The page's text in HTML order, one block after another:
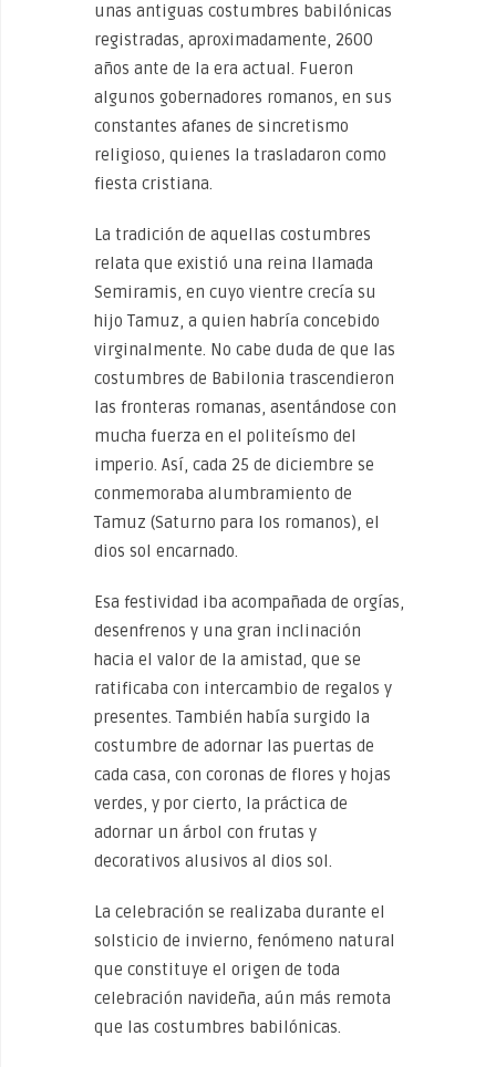
unas antiguas costumbres babilónicas
registradas, aproximadamente, 2600
años ante de la era actual. Fueron
algunos gobernadores romanos, en sus
constantes afanes de sincretismo
religioso, quienes la trasladaron como
fiesta cristiana.
La tradición de aquellas costumbres
relata que existió una reina llamada
Semiramis, en cuyo vientre crecía su
hijo Tamuz, a quien habría concebido
virginalmente. No cabe duda de que las
costumbres de Babilonia trascendieron
las fronteras romanas, asentándose con
mucha fuerza en el politeísmo del
imperio. Así, cada 25 de diciembre se
conmemoraba alumbramiento de
Tamuz (Saturno para los romanos), el
dios sol encarnado.
Esa festividad iba acompañada de orgías,
desenfrenos y una gran inclinación
hacia el valor de la amistad, que se
ratificaba con intercambio de regalos y
presentes. También había surgido la
costumbre de adornar las puertas de
cada casa, con coronas de flores y hojas
verdes, y por cierto, la práctica de
adornar un árbol con frutas y
decorativos alusivos al dios sol.
La celebración se realizaba durante el
solsticio de invierno, fenómeno natural
que constituye el origen de toda
celebración navideña, aún más remota
que las costumbres babilónicas.